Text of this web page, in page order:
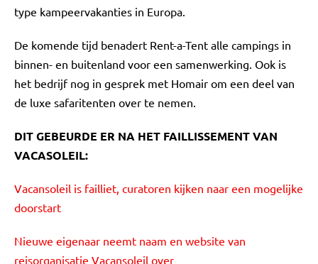
type kampeervakanties in Europa.
De komende tijd benadert Rent-a-Tent alle campings in
binnen- en buitenland voor een samenwerking. Ook is
het bedrijf nog in gesprek met Homair om een deel van
de luxe safaritenten over te nemen.
DIT GEBEURDE ER NA HET FAILLISSEMENT VAN
VACASOLEIL:
Vacansoleil is failliet, curatoren kijken naar een mogelijke
doorstart
Nieuwe eigenaar neemt naam en website van
reisorganisatie Vacansoleil over